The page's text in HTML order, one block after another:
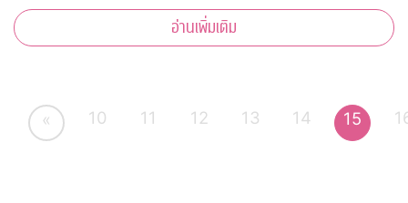
อ่านเพิ่มเติม
« 10 11 12 13 14 15